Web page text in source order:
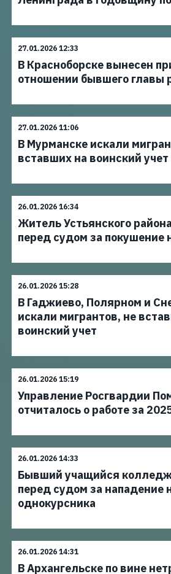
27.01.2026 12:33
В Красноборске вынесен
отношении бывшего главы
27.01.2026 11:06
В Мурманске искали
вставших на воинский учет
26.01.2026 16:34
Житель Устьянского
перед судом за покушение
26.01.2026 15:28
В Гаджиево, Полярном и
искали мигрантов, не
воинский учет
26.01.2026 15:19
Управление Росгвардии
отчиталось о работе за
26.01.2026 14:33
Бывший учащийся
перед судом за нападение
однокурсника
26.01.2026 14:31
В Архангельске по вине